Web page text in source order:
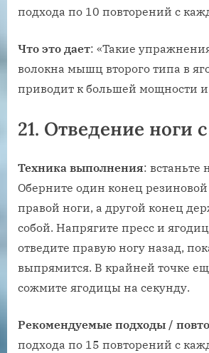
подхода по 10 повторений с
Что это дает: «Такие
волокна мышц второго типа в
приводит к большей мощности и
21. Отведение ноги
Техника выполнения: встаньте
Оберните один конец
правой ноги, а другой конец
собой. Напрягите пресс и
отведите правую ногу назад,
выпрямится. В крайней точке
сожмите ягодицы на секунду.
Рекомендуемые подходы /
подхода по 15 повторений с